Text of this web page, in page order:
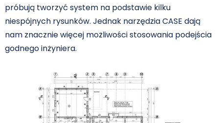
próbują tworzyć system na podstawie kilku
niespójnych rysunków. Jednak narzędzia CASE dają
nam znacznie więcej możliwości stosowania podejścia
godnego inżyniera.